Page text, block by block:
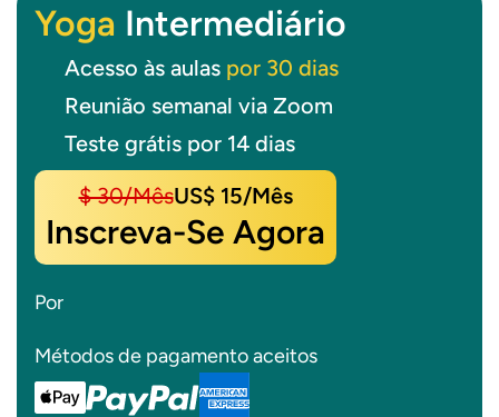
Yoga Intermediário
Acesso às aulas por 30 dias
Reunião semanal via Zoom
Teste grátis por 14 dias
$ 30/mêsUS$ 15/mês
Inscreva-Se Agora
Por
Métodos de pagamento aceitos